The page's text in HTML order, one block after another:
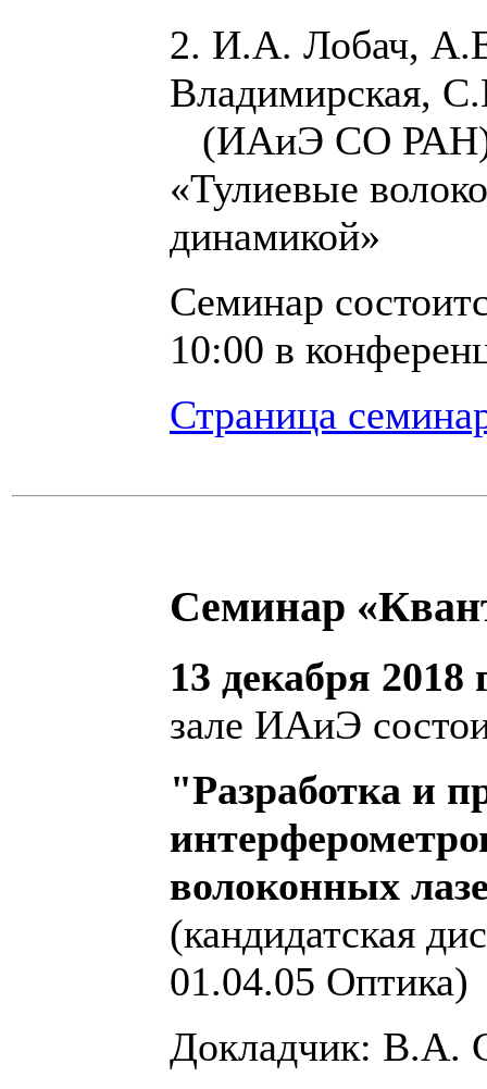
2. И.А. Лобач,
Владимирская,
(ИАиЭ СО
«Тулиевые
динамикой»
Семинар
10:00 в
Страница
Семинар
13 декабря 2018
зале ИАиЭ
"Разработка и
волоконных
(кандидатская
01.04.05 Оптика)
Докладчик: